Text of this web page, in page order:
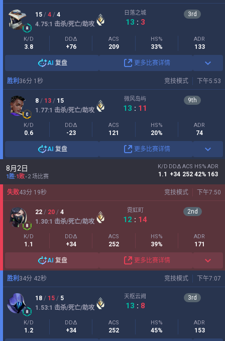
15 / 4 / 4
4.75:1 击杀/死亡/助攻
日落之城
13 : 3
3rd
K/D
3.8
DDΔ
+76
ACS
209
HS%
33%
ADR
133
AI 复盘 更多比赛详情
竞技模式 下午5:53
胜利 36分 1 秒
8 / 13 / 15
1.77:1 击杀/死亡/助攻
微风岛屿
13 : 11
9th
K/D
0.6
DDΔ
-23
ACS
121
HS%
20%
ADR
74
AI 复盘 更多比赛详情
8月2日
1胜-1败 2 场比赛
K/D
1.1
DDΔ
+34
ACS
252
HS%
42%
ADR
163
竞技模式 下午7:50
失败43分 19秒
22 / 20 / 4
1.30:1 击杀/死亡/助攻
霓虹町
12 : 14
2nd
K/D
1.1
DDΔ
+34
ACS
252
HS%
39%
ADR
171
AI 复盘 更多比赛详情
竞技模式 下午7:07
胜利 34分 42秒
18 / 15 / 5
1.53:1 击杀/死亡/助攻
天枢云阙
13 : 8
3rd
K/D
1.2
DDΔ
+34
ACS
252
HS%
45%
ADR
153